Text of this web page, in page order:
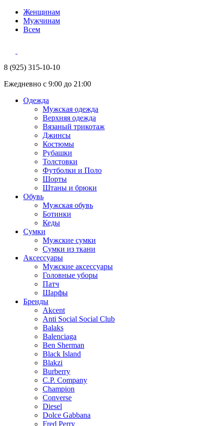
Женщинам
Мужчинам
Всем
8 (925) 315-10-10
Ежедневно с 9:00 до 21:00
Одежда
Мужская одежда
Верхняя одежда
Вязаный трикотаж
Джинсы
Костюмы
Рубашки
Толстовки
Футболки и Поло
Шорты
Штаны и брюки
Обувь
Мужская обувь
Ботинки
Кеды
Сумки
Мужские сумки
Сумки из ткани
Аксессуары
Мужские аксессуары
Головные уборы
Патч
Шарфы
Бренды
Akcent
Anti Social Social Club
Balaks
Balenciaga
Ben Sherman
Black Island
Blakzi
Burberry
C.P. Company
Champion
Converse
Diesel
Dolce Gabbana
Fred Perry